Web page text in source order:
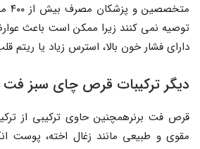
توصیه نمی کنند زیرا ممکن است باعث
دارای فشار خون بالا، استرس زیاد یا ریتم
دیگر ترکیبات قرص چای سبز فت
قرص فت برنرهمچنین حاوی ترکیبی از
مقوی و طبیعی مانند زغال اخته، پوست